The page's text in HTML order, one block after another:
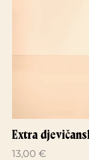
Extra
13,00 €